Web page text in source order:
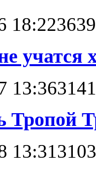
18:223639
учатся
13:363141
Тропой
13:313103